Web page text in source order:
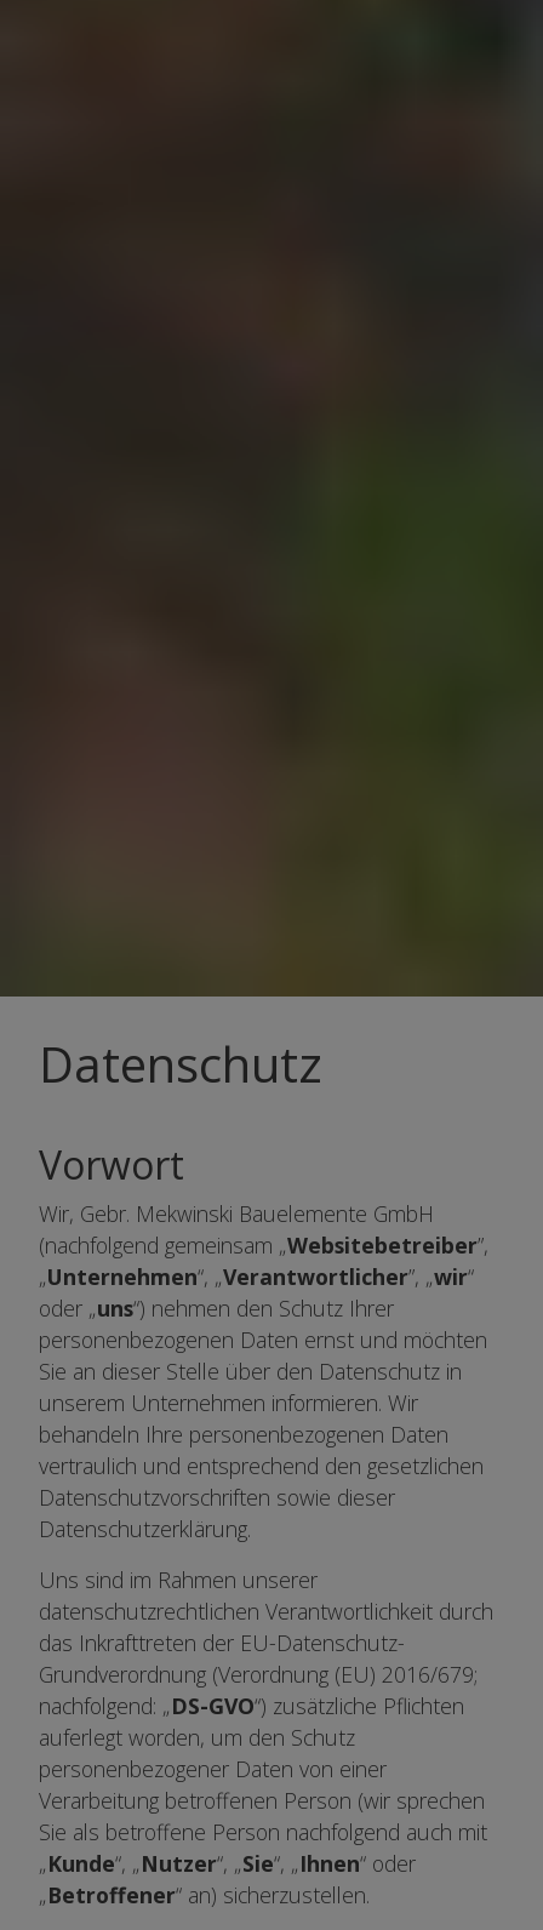
Datenschutz
Vorwort
Wir, Gebr. Mekwinski Bauelemente GmbH
(nachfolgend gemeinsam „Websitebetreiber”,
„Unternehmen“, „Verantwortlicher”, „wir“
oder „uns“) nehmen den Schutz Ihrer
personenbezogenen Daten ernst und möchten
Sie an dieser Stelle über den Datenschutz in
unserem Unternehmen informieren. Wir
behandeln Ihre personenbezogenen Daten
vertraulich und entsprechend den gesetzlichen
Datenschutzvorschriften sowie dieser
Datenschutzerklärung.
Uns sind im Rahmen unserer
datenschutzrechtlichen Verantwortlichkeit durch
das Inkrafttreten der EU-Datenschutz-
Grundverordnung (Verordnung (EU) 2016/679;
nachfolgend: „DS-GVO“) zusätzliche Pflichten
auferlegt worden, um den Schutz
personenbezogener Daten von einer
Verarbeitung betroffenen Person (wir sprechen
Sie als betroffene Person nachfolgend auch mit
„Kunde“, „Nutzer“, „Sie“, „Ihnen“ oder
„Betroffener“ an) sicherzustellen.